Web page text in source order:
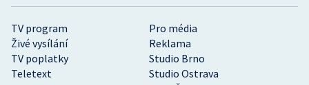
TV program
Pro média
Živé vysílání
Reklama
TV poplatky
Studio Brno
Teletext
Studio Ostrava